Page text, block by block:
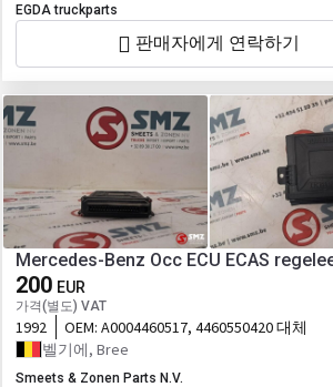
EGDA truckparts
판매자에게 연락하기
Mercedes-Benz Occ ECU ECAS
200 EUR
가격(별도) VAT
1992 OEM: A0004460517, 4460550420 대체
벨기에, Bree
Smeets & Zonen Parts N.V.